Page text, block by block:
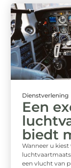
Dienstverlening
Een
biedt
Wanneer u
een vlucht van